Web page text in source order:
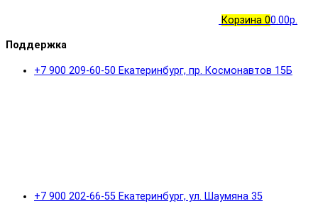
Корзина 00.00р.
Поддержка
+7 900 209-60-50 Екатеринбург, пр. Космонавтов 15Б
+7 900 202-66-55 Екатеринбург, ул. Шаумяна 35